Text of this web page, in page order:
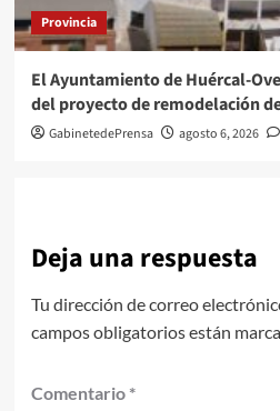
Provincia
El Ayuntamiento de Huércal-
del proyecto de remodelación
GabinetedePrensa agosto 6, 2026
Deja una respuesta
Tu dirección de correo
campos obligatorios están
Comentario *